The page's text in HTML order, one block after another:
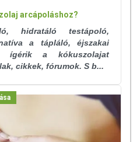
arcápoláshoz?
hidratáló testápoló,
a tápláló, éjszakai
ígérik a kókuszolajat
cikkek, fórumok. S b...